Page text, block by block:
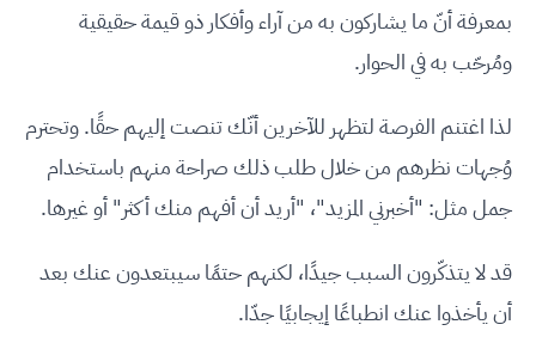
بمعرفة أنّ ما يشاركون به من آراء وأفكار ذو قيمة حقيقية
ومُرحّب به في الحوار.
لذا اغتنم الفرصة لتظهر للآخرين أنّك تنصت إليهم حقًا. وتحترم
وُجهات نظرهم من خلال طلب ذلك صراحة منهم باستخدام
جمل مثل: "أخبرني المزيد"، "أريد أن أفهم منك أكثر" أو غيرها.
قد لا يتذكّرون السبب جيدًا، لكنهم حتمًا سيبتعدون عنك بعد
أن يأخذوا عنك انطباعًا إيجابيًا جدّا.